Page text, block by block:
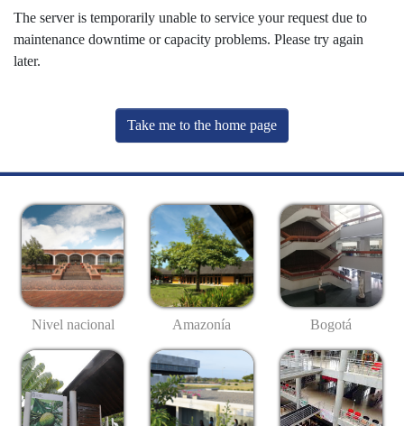
The server is temporarily unable to service your request due to
maintenance downtime or capacity problems. Please try again
later.
Take me to the home page
Nivel nacional Amazonía Bogotá